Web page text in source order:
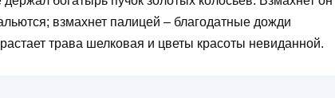
взмахнет палицей – благодатные дожди
трава шелковая и цветы красоты невиданной.